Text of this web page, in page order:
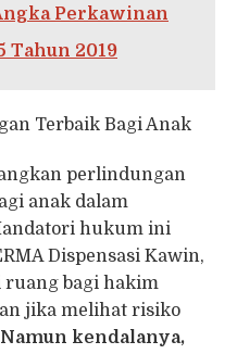
Perkawinan
Tahun 2019
Terbaik Bagi Anak
perlindungan
anak dalam
hukum ini
Dispensasi Kawin,
bagi hakim
jika melihat risiko
Namun kendalanya,